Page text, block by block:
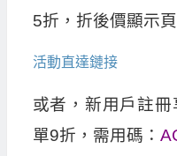
5折，折後價顯示頁
活動直達鏈接
或者，新用戶註
單9折，需用碼：